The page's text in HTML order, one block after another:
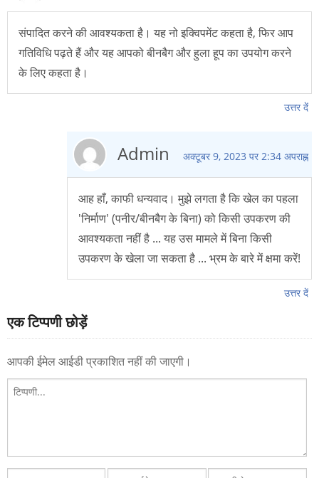
संपादित करने की आवश्यकता है। यह नो इक्विपमेंट कहता है, फिर आप
गतिविधि पढ़ते हैं और यह आपको बीनबैग और हुला हूप का उपयोग करने
के लिए कहता है।
उत्तर दें
Admin अक्टूबर 9, 2023 पर 2:34 अपराह्न
आह हाँ, काफी धन्यवाद। मुझे लगता है कि खेल का पहला
'निर्माण' (पनीर/बीनबैग के बिना) को किसी उपकरण की
आवश्यकता नहीं है ... यह उस मामले में बिना किसी
उपकरण के खेला जा सकता है ... भ्रम के बारे में क्षमा करें!
उत्तर दें
एक टिप्पणी छोड़ें
आपकी ईमेल आईडी प्रकाशित नहीं की जाएगी।